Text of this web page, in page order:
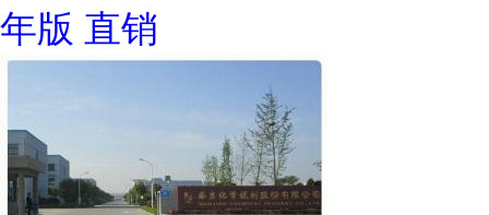
年版 直销